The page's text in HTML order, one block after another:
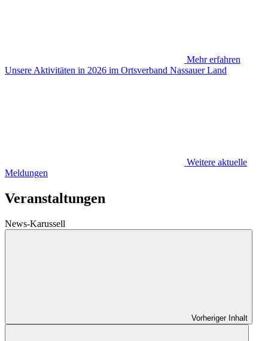
Mehr erfahren
Unsere Aktivitäten in 2026 im Ortsverband Nassauer Land
Weitere aktuelle
Meldungen
Veranstaltungen
News-Karussell
Vorheriger Inhalt